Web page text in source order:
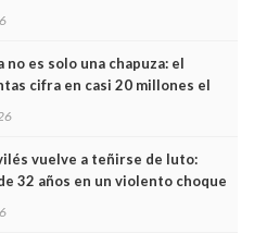
no es solo una chapuza: el
cifra en casi 20 millones el
trenes que no cabían por los
vuelve a teñirse de luto:
32 años en un violento choque